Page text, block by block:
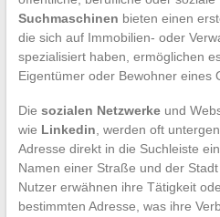
Suchmaschinen bieten einen
die sich auf Immobilien- oder
spezialisiert haben, ermöglichen
Eigentümer oder Bewohner eines
Die sozialen Netzwerkeund
wie Linkedin , werden oft
Adresse direkt in die Suchleiste
Namen einer Straße und der
Nutzer erwähnen ihre Tätigkeit
bestimmten Adresse, was ihre